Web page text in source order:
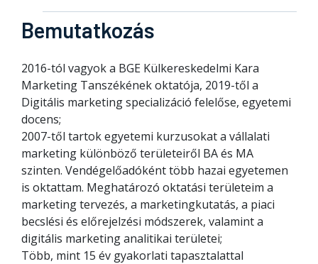
Bemutatkozás
2016-tól vagyok a BGE Külkereskedelmi Kara
Marketing Tanszékének oktatója, 2019-től a
Digitális marketing specializáció felelőse, egyetemi
docens;
2007-től tartok egyetemi kurzusokat a vállalati
marketing különböző területeiről BA és MA
szinten. Vendégelőadóként több hazai egyetemen
is oktattam. Meghatározó oktatási területeim a
marketing tervezés, a marketingkutatás, a piaci
becslési és előrejelzési módszerek, valamint a
digitális marketing analitikai területei;
Több, mint 15 év gyakorlati tapasztalattal